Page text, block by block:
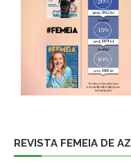
REVISTA FEMEIA DE AZI